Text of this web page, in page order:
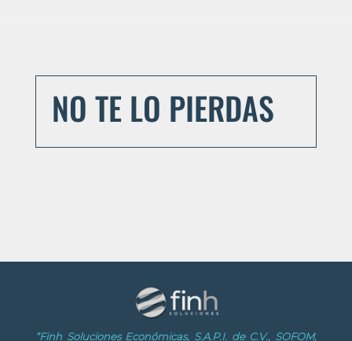
NO TE LO PIERDAS
“Finh Soluciones Económicas, S.A.P.I. de C.V., SOFOM,